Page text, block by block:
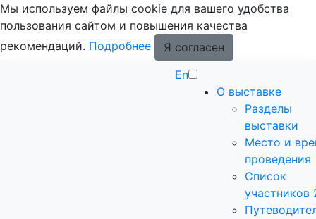
Мы используем файлы cookie для вашего удобства
пользования сайтом и повышения качества
рекомендаций. Подробнее
Я согласен
En
О выставке
Разделы
выставки
Место и
проведения
Список
участников